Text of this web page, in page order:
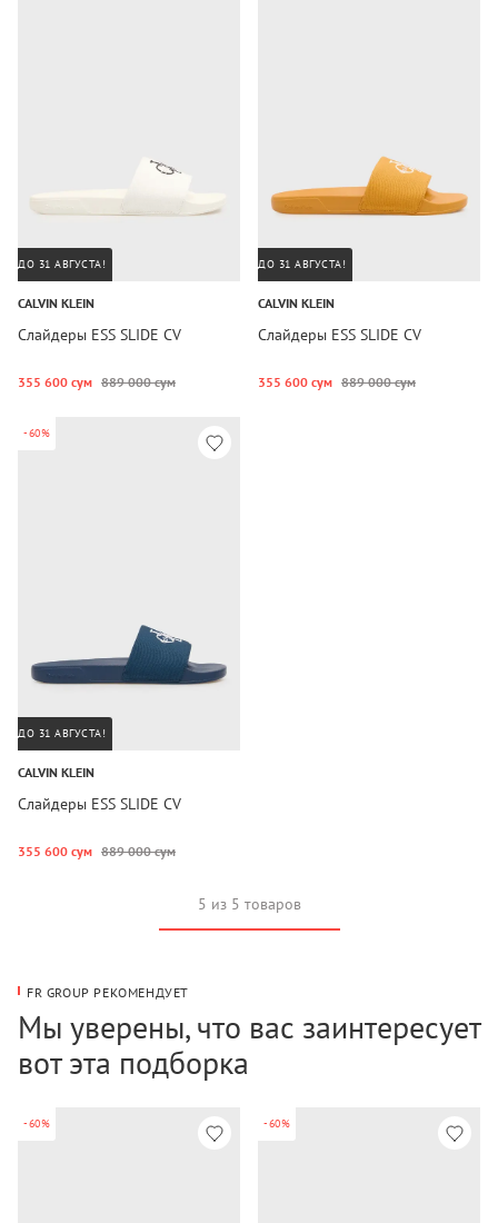
ДО 31 АВГУСТА!
CALVIN KLEIN
Слайдеры ESS SLIDE CV
355 600 сум 889 000 сум
ДО 31 АВГУСТА!
CALVIN KLEIN
Слайдеры ESS SLIDE CV
355 600 сум 889 000 сум
-60%
ДО 31 АВГУСТА!
CALVIN KLEIN
Слайдеры ESS SLIDE CV
355 600 сум 889 000 сум
5 из 5 товаров
FR GROUP РЕКОМЕНДУЕТ
Мы уверены, что вас заинтересует
вот эта подборка
-60% -60%